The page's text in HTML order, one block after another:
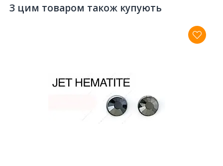
З цим товаром також купують